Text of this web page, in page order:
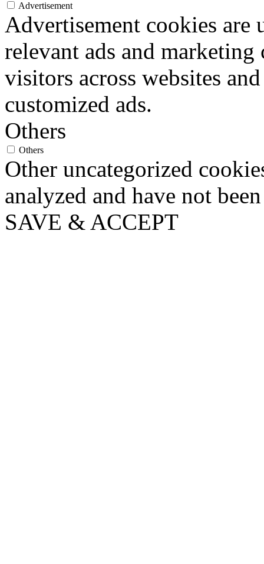
Advertisement
Advertisement cookies
relevant ads and marketing
visitors across websites
customized ads.
Others
Others
Other uncategorized
analyzed and have not
SAVE & ACCEPT